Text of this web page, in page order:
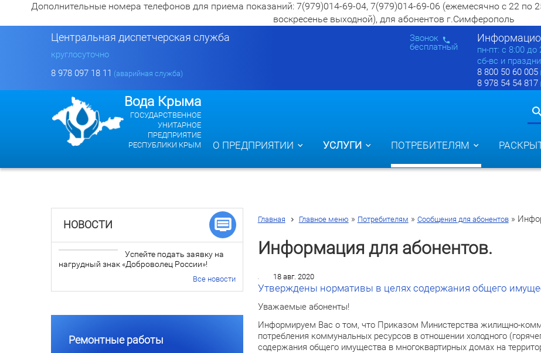
Дополнительные номера телефонов для приема показаний: 7(979)014-69-04, 7(979)014-69-06 (ежемесячно с 22 по
воскресенье выходной), для абонентов г.Симферополь
пн-пт: c 8:00 до
сб-вс и
8 800 50 60 005
8 978 54 54 817
Звонок
бесплатный
Центральная диспетчерская служба
круглосуточно
8 978 097 18 11 (аварийная служба)
Вода Крыма
ГОСУДАРСТВЕННОЕ
УНИТАРНОЕ
ПРЕДПРИЯТИЕ
РЕСПУБЛИКИ КРЫМ
О ПРЕДПРИЯТИИ УСЛУГИ ПОТРЕБИТЕЛЯМ
Главная Главное меню » Потребителям » Сообщения для абонентов»
Информация для абонентов.
18 авг. 2020
Утверждены нормативы в целях содержания общего
Уважаемые абоненты!
Информируем Вас о том, что Приказом Министерства жилищно-
потребления коммунальных ресурсов в отношении холодного
содержания общего имущества в многоквартирных домах на
НОВОСТИ
Успейте подать заявку на
нагрудный знак «Доброволец России»!
Все новости
Ремонтные работы